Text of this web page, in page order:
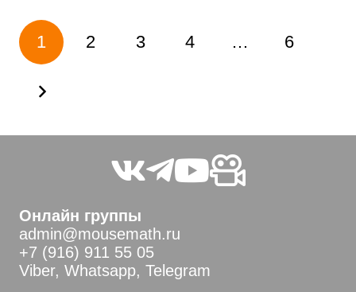
Пагинация
записей
1 2 3 4 … 6
Онлайн группы
admin@mousemath.ru
+7 (916) 911 55 05
Viber, Whatsapp, Telegram